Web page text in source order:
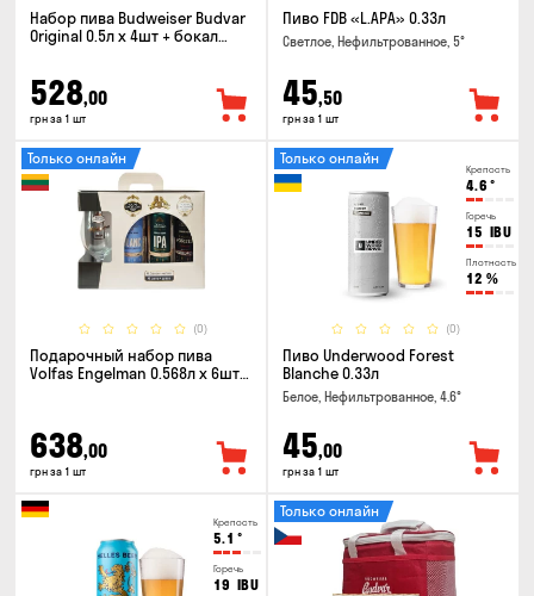
Набор пива Budweiser Budvar
Original 0.5л х 4шт + бокал
528,00
грн за 1 шт
Пиво FDB «L.APA» 0.33л
Светлое, Нефильтрованное, 5°
45,50
грн за 1 шт
(0)
Только онлайн
Подарочный набор пива
Volfas Engelman 0.568л x 6шт +
638,00
грн за 1 шт
Крепость
4.6 °
Горечь
15 IBU
Плотность
12 %
(0)
Только онлайн
Пиво Underwood Forest
Blanche 0.33л
Белое, Нефильтрованное, 4.6°
45,00
грн за 1 шт
Крепость
5.1 °
Горечь
19 IBU
Только онлайн